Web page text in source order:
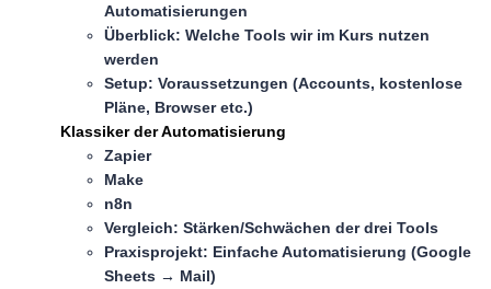
Automatisierungen
Überblick: Welche Tools wir im Kurs nutzen
werden
Setup: Voraussetzungen (Accounts, kostenlose
Pläne, Browser etc.)
Klassiker der Automatisierung
Zapier
Make
n8n
Vergleich: Stärken/Schwächen der drei Tools
Praxisprojekt: Einfache Automatisierung (Google
Sheets → Mail)